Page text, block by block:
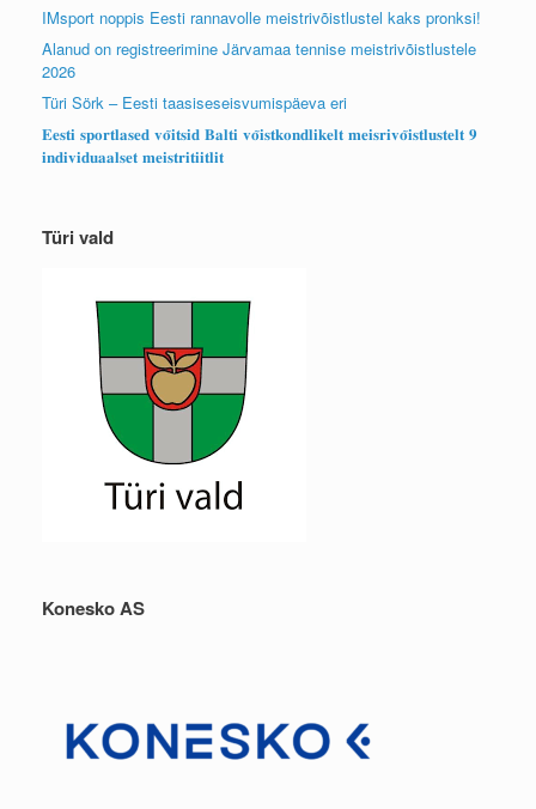
IMsport noppis Eesti rannavolle meistrivõistlustel kaks pronksi!
Alanud on registreerimine Järvamaa tennise meistrivõistlustele
2026
Türi Sörk – Eesti taasiseseisvumispäeva eri
𝐄𝐞𝐬𝐭𝐢 𝐬𝐩𝐨𝐫𝐭𝐥𝐚𝐬𝐞𝐝 𝐯𝐨̃𝐢𝐭𝐬𝐢𝐝 𝐁𝐚𝐥𝐭𝐢 𝐯𝐨̃𝐢𝐬𝐭𝐤𝐨𝐧𝐝𝐥𝐢𝐤𝐞𝐥𝐭 𝐦𝐞𝐢𝐬𝐫𝐢𝐯𝐨̃𝐢𝐬𝐭𝐥𝐮𝐬𝐭𝐞𝐥𝐭 𝟗
𝐢𝐧𝐝𝐢𝐯𝐢𝐝𝐮𝐚𝐚𝐥𝐬𝐞𝐭 𝐦𝐞𝐢𝐬𝐭𝐫𝐢𝐭𝐢𝐢𝐭𝐥𝐢𝐭
Türi vald
Konesko AS